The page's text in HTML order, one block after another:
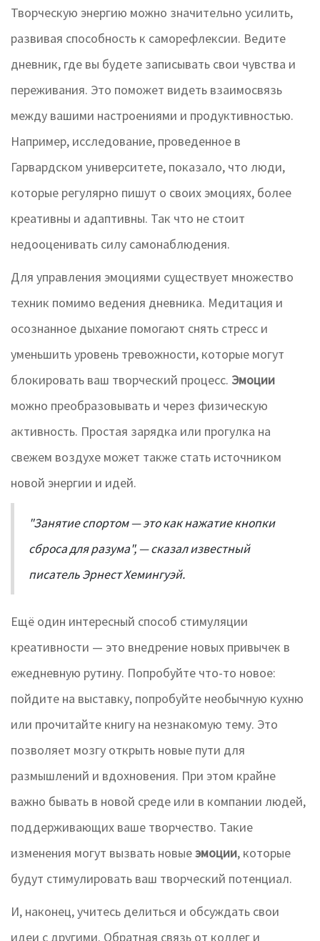
Творческую энергию можно значительно усилить,
развивая способность к саморефлексии. Ведите
дневник, где вы будете записывать свои чувства и
переживания. Это поможет видеть взаимосвязь
между вашими настроениями и продуктивностью.
Например, исследование, проведенное в
Гарвардском университете, показало, что люди,
которые регулярно пишут о своих эмоциях, более
креативны и адаптивны. Так что не стоит
недооценивать силу самонаблюдения.
Для управления эмоциями существует множество
техник помимо ведения дневника. Медитация и
осознанное дыхание помогают снять стресс и
уменьшить уровень тревожности, которые могут
блокировать ваш творческий процесс. Эмоции
можно преобразовывать и через физическую
активность. Простая зарядка или прогулка на
свежем воздухе может также стать источником
новой энергии и идей.
"Занятие спортом — это как нажатие кнопки
сброса для разума", — сказал известный
писатель Эрнест Хемингуэй.
Ещё один интересный способ стимуляции
креативности — это внедрение новых привычек в
ежедневную рутину. Попробуйте что-то новое:
пойдите на выставку, попробуйте необычную кухню
или прочитайте книгу на незнакомую тему. Это
позволяет мозгу открыть новые пути для
размышлений и вдохновения. При этом крайне
важно бывать в новой среде или в компании людей,
поддерживающих ваше творчество. Такие
изменения могут вызвать новыеэмоции, которые
будут стимулировать ваш творческий потенциал.
И, наконец, учитесь делиться и обсуждать свои
идеи с другими. Обратная связь от коллег и